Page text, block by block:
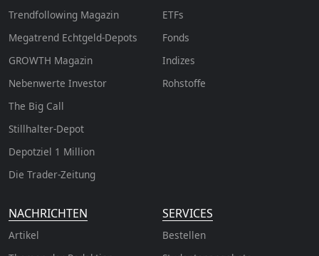
Trendfollowing Magazin
Megatrend Echtgeld-Depots
GROWTH Magazin
Nebenwerte Investor
The Big Call
Stillhalter-Depot
Depotziel 1 Million
Die Trader-Zeitung
ETFs
Fonds
Indizes
Rohstoffe
NACHRICHTEN
Artikel
SERVICES
Bestellen